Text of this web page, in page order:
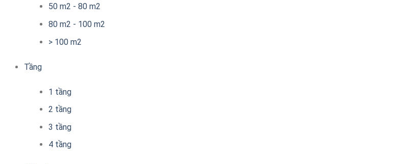
50 m2 - 80 m2
80 m2 - 100 m2
> 100 m2
Tầng
1 tầng
2 tầng
3 tầng
4 tầng